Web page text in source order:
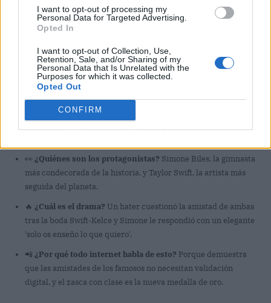
I want to opt-out of processing my
Personal Data for Targeted Advertising.
Opted In
I want to opt-out of Collection, Use,
Retention, Sale, and/or Sharing of my
Personal Data that Is Unrelated with the
Purposes for which it was collected.
Opted Out
CONFIRM
El chisme en 3 claves (TL;DR)
👀 ¿Quiénes son los protagonistas? Simone Biles, la gimnasta
más condecorada de la historia, y Taylor Swift, la artista más
seguida del planeta.
🔥 ¿Cuál es el drama? Un hater cuestionó la amistad de ambas
tras la boda Swift-Kelce y Simone le respondió con un elegante
'solo os enseño lo que quiero'.
📲 ¿Por qué todo internet habla de esto? Porque demuestra
que las amistades de los famosos no necesitan validación
digital, y el zasca con clase es la nueva medalla de oro.